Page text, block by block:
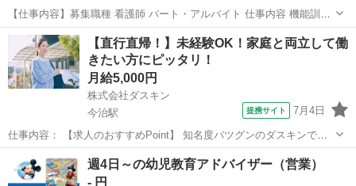
【仕事内容】募集職種 看護師 パート・アルバイト 仕事内容 機能訓
練、バイタルチェック、健康管理、服薬・投薬管理 給与・手当 <給与
> 時給1,600円 <基本給> 1,600円 資格 資格必須:看護師、自動車免許
勤務時間 日勤...
アルバイト・パート
【直行直帰！】未経験OK！家庭と両立して働
きたい方にピッタリ！
月給5,000円
株式会社ダスキン
今治駅
提携サイト 7月4日
仕事内容： 【求人のおすすめPoint】 知名度バツグンのダスキンでお
仕事 未経験OK！研修充実！定着率90％以上 無理な営業やノルマはあ
りません 頑張った分だけ稼げる完全出来高制 基本直行直帰でOK！私
生活とも両立可能 扶...
今治市 今治駅 営業
週4日～の幼児教育アドバイザー（営業）
- 円